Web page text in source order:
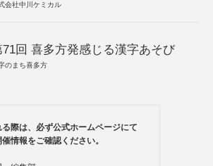
会社中川ケミカル
71回 喜多方発感じる漢字あそび
のまち喜多方
る際は、必ず公式ホームページにて
情報をご確認ください。